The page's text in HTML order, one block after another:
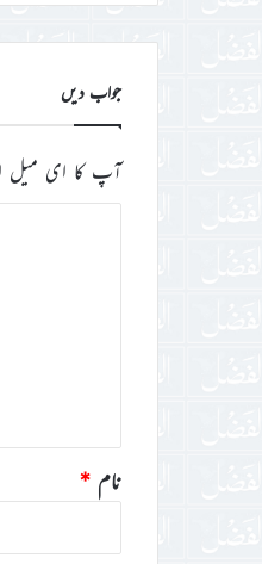
جواب دیں
آپ کا ای میل
نام *